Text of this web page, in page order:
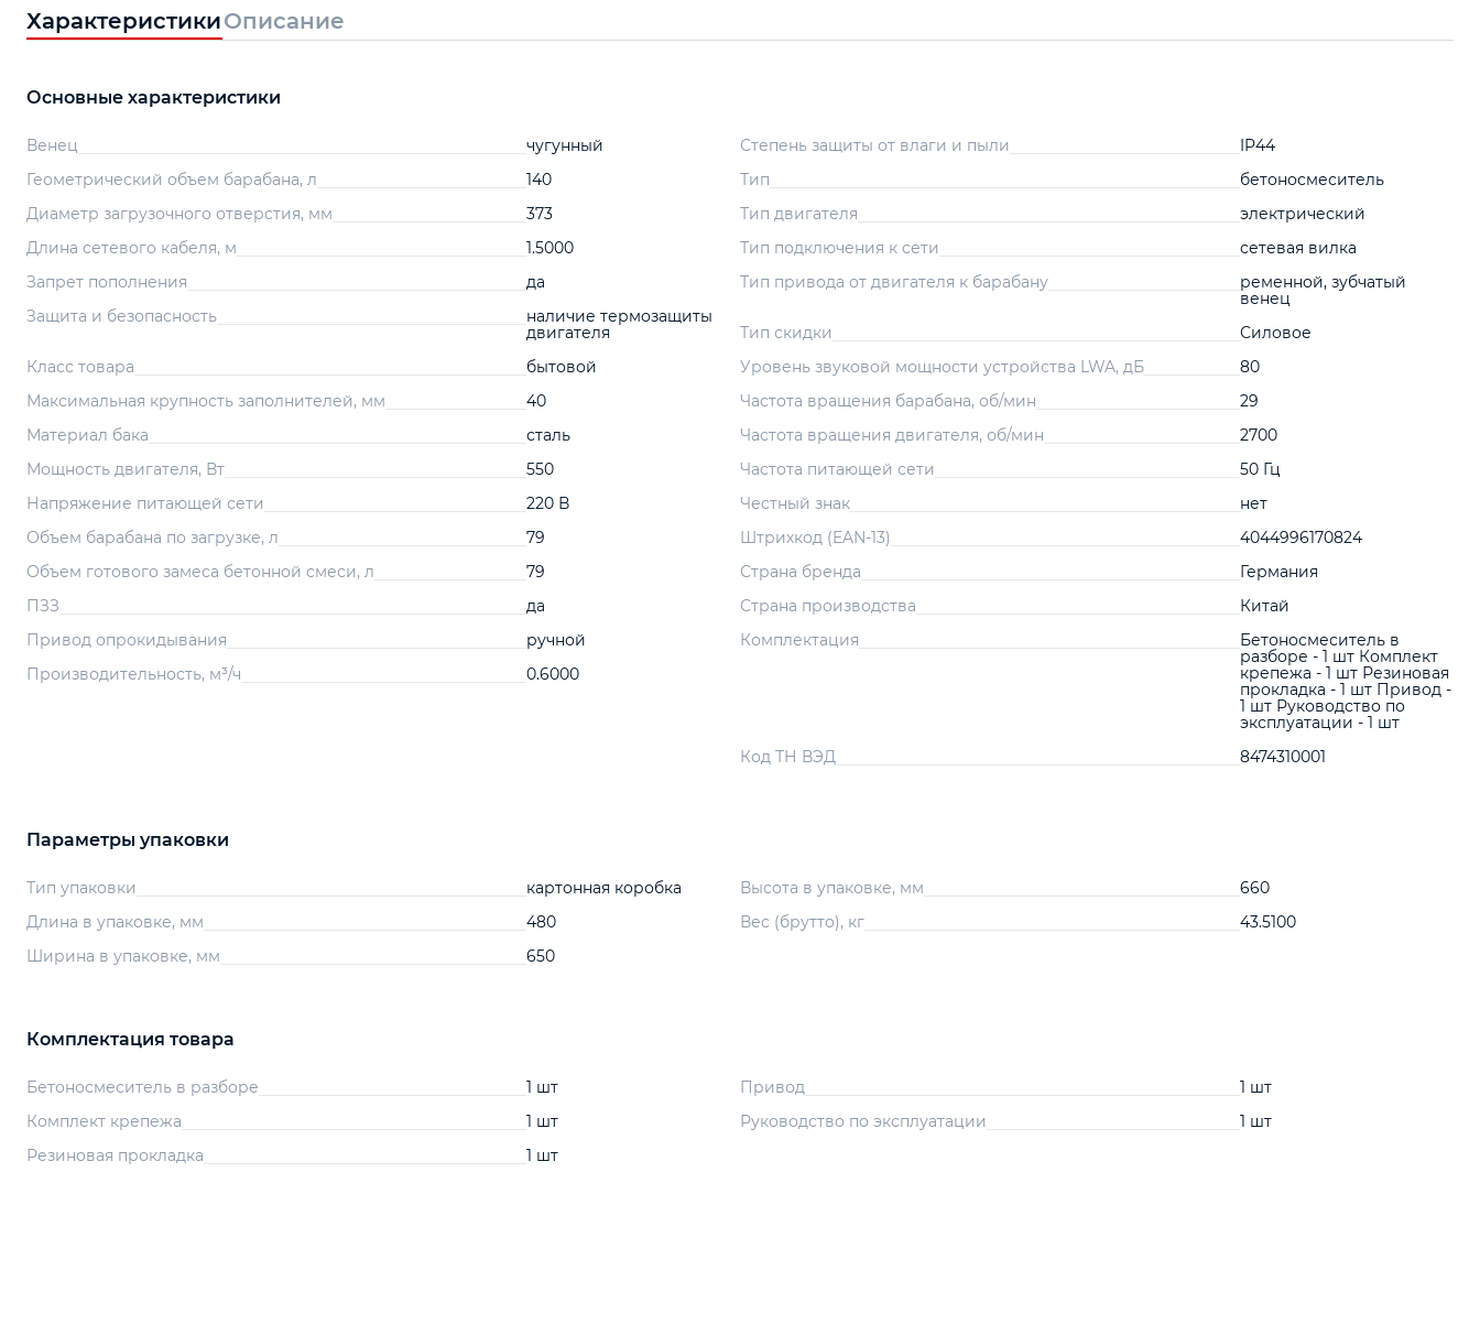
ХарактеристикиОписание
Основные характеристики
Венец
чугунный
Геометрический объем барабана, л
140
Диаметр загрузочного отверстия, мм
373
Длина сетевого кабеля, м
1.5000
Запрет пополнения
да
Защита и безопасность
наличие термозащиты
двигателя
Класс товара
бытовой
Максимальная крупность заполнителей, мм
40
Материал бака
сталь
Мощность двигателя, Вт
550
Напряжение питающей сети
220 В
Объем барабана по загрузке, л
79
Объем готового замеса бетонной смеси, л
79
ПЗЗ
да
Привод опрокидывания
ручной
Производительность, м³/ч
0.6000
Степень защиты от влаги и пыли
IP44
Тип
бетоносмеситель
Тип двигателя
электрический
Тип подключения к сети
сетевая вилка
Тип привода от двигателя к барабану
ременной, зубчатый
венец
Тип скидки
Силовое
Уровень звуковой мощности устройства LWA, дБ
80
Частота вращения барабана, об/мин
29
Частота вращения двигателя, об/мин
2700
Частота питающей сети
50 Гц
Честный знак
нет
Штрихкод (EAN-13)
4044996170824
Страна бренда
Германия
Страна производства
Китай
Комплектация
Бетоносмеситель в
разборе - 1 шт Комплект
крепежа - 1 шт Резиновая
прокладка - 1 шт Привод -
1 шт Руководство по
эксплуатации - 1 шт
Код ТН ВЭД
8474310001
Параметры упаковки
Тип упаковки
картонная коробка
Длина в упаковке, мм
480
Ширина в упаковке, мм
650
Высота в упаковке, мм
660
Вес (брутто), кг
43.5100
Комплектация товара
Бетоносмеситель в разборе
1 шт
Комплект крепежа
1 шт
Резиновая прокладка
1 шт
Привод
1 шт
Руководство по эксплуатации
1 шт